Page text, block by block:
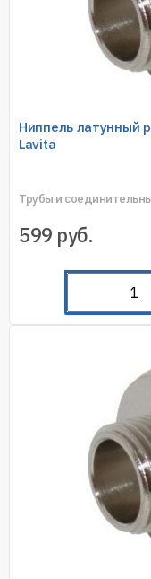
Ниппель латунный
Lavita
Трубы и
599 руб.